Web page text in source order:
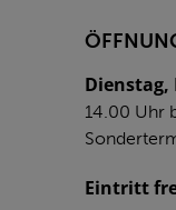
Dienstag,
14.00 Uhr
Eintritt